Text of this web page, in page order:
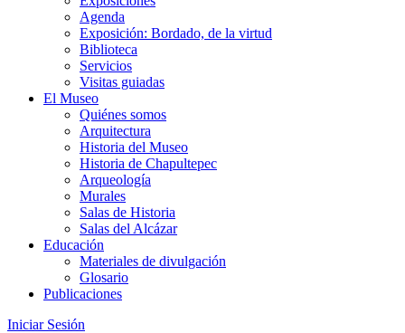
Agenda
Exposición: Bordado, de la virtud
Biblioteca
Servicios
Visitas guiadas
El Museo
Quiénes somos
Arquitectura
Historia del Museo
Historia de Chapultepec
Arqueología
Murales
Salas de Historia
Salas del Alcázar
Educación
Materiales de divulgación
Glosario
Publicaciones
Iniciar Sesión